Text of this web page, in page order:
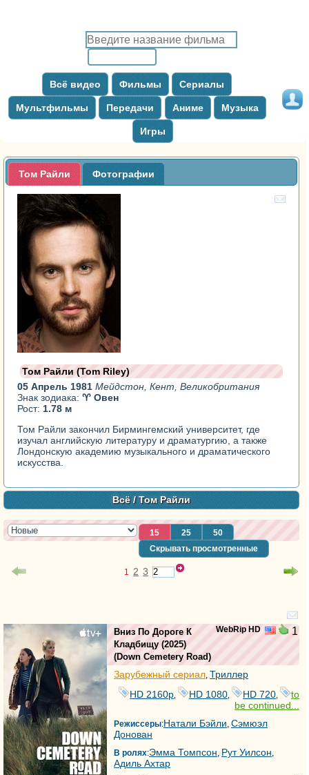
Всё видео Фильмы Сериалы
Мультфильмы Передачи Аниме Музыка
Игры
Том Райли Фотографии
Том Райли (Tom Riley)
05 Апрель 1981Мейдстон, Кент, Великобритания
Знак зодиака:♈ Овен
Рост: 1.78 м
Том Райли закончил Бирмингемский университет, где
изучал английскую литературу и драматургию, а также
Лондонскую академию музыкального и драматического
искусства.
Всё/ Том Райли
15 25
50
Скрывать просмотренные
1 2 3
WebRip HD 1
Вниз По Дороге К
Кладбищу (2025)
(Down Cemetery Road)
Зарубежный сериал, Триллер
HD 2160р
HD 1080 HD 720
to
be continued...
Режиссеры:Натали Бэйли, Сэмюэл
Донован
В ролях:Эмма Томпсон, Рут Уилсон,
Адиль Ахтар